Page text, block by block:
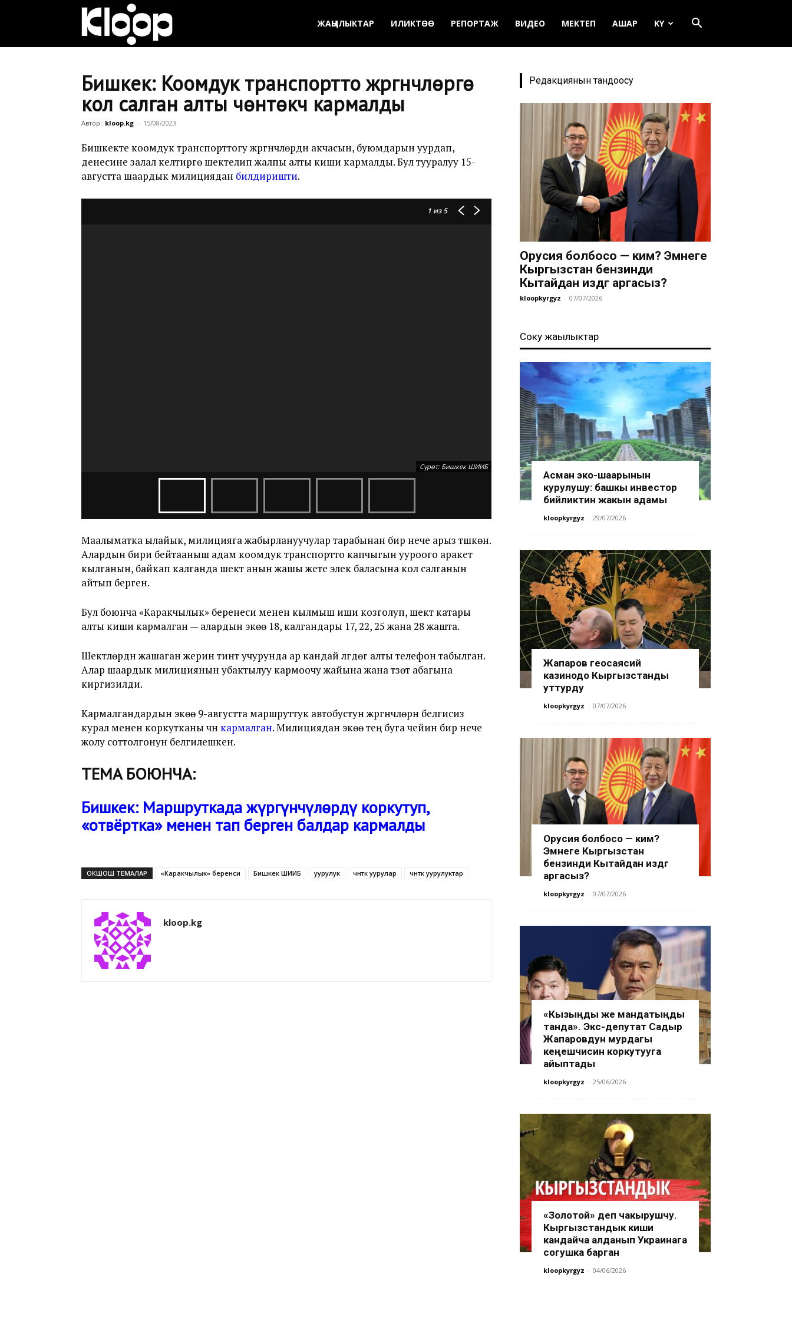
Кыргызстан
ЖАҢЫЛЫКТАР ИЛИКТӨӨ РЕПОРТАЖ ВИДЕО МЕКТЕП АШАР KY
Бишкек: Коомдук транспортто жүргүнчүлөргө
кол салган алты чөнтөкчү кармалды
Автор: kloop.kg - 15/08/2023
Бишкекте коомдук транспорттогу жүргүнчүлөрдүн акчасын, буюмдарын уурдап,
денесине залал келтирүүгө шектелип жалпы алты киши кармалды. Бул тууралуу 15-
августта шаардык милициядан билдиришти.
1 из 5
Сүрөт: Бишкек ШИИБ
Маалыматка ылайык, милицияга жабырлануучулар тарабынан бир нече арыз түшкөн.
Алардын бири бейтааныш адам коомдук транспортто капчыгын ууроого аракет
кылганын, байкап калганда шектүү анын жашы жете элек баласына кол салганын
айтып берген.
Бул боюнча «Каракчылык» беренеси менен кылмыш иши козголуп, шектүү катары
алты киши кармалган — алардын экөө 18, калгандары 17, 22, 25 жана 28 жашта.
Шектүүлөрдүн жашаган жерин тинтүү учурунда ар кандай үлгүдөгү алты телефон табылган.
Алар шаардык милициянын убактылуу кармоочу жайына жана түзөтүү абагына
киргизилди.
Кармалгандардын экөө 9-августта маршруттук автобустун жүргүнчүлөрүн белгисиз
курал менен коркутканы үчүн кармалган. Милициядан экөө тең буга чейин бир нече
жолу соттолгонун белгилешкен.
ТЕМА БОЮНЧА:
Бишкек: Маршруткада жүргүнчүлөрдү коркутуп,
«отвёртка» менен тап берген балдар кармалды
ОКШОШ ТЕМАЛАР «Каракчылык» беренси Бишкек ШИИБ уурулук чөнтөк уурулар чөнтөк уурулуктар
kloop.kg
Редакциянын тандоосу
Орусия болбосо — ким? Эмнеге
Кыргызстан бензинди
Кытайдан издөөгө аргасыз?
kloopkyrgyz - 07/07/2026
Соңку жаңылыктар
Асман эко-шаарынын
курулушу: башкы инвестор
бийликтин жакын адамы
kloopkyrgyz - 29/07/2026
Жапаров геосаясий
казинодо Кыргызстанды
уттурду
kloopkyrgyz - 07/07/2026
Орусия болбосо — ким?
Эмнеге Кыргызстан
бензинди Кытайдан издөөгө
аргасыз?
kloopkyrgyz - 07/07/2026
«Кызыңды же мандатыңды
танда». Экс-депутат Садыр
Жапаровдун мурдагы
кеңешчисин коркутууга
айыптады
kloopkyrgyz - 25/06/2026
«Золотой» деп чакырушчу.
Кыргызстандык киши
кандайча алданып Украинага
согушка барган
kloopkyrgyz - 04/06/2026